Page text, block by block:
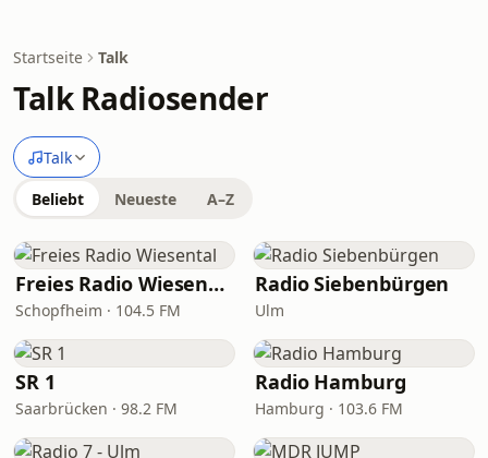
Startseite Talk
Talk Radiosender
Talk
Beliebt Neueste A–Z
Freies Radio Wiesental
Schopfheim · 104.5 FM
Radio Siebenbürgen
Ulm
SR 1
Saarbrücken · 98.2 FM
Radio Hamburg
Hamburg · 103.6 FM